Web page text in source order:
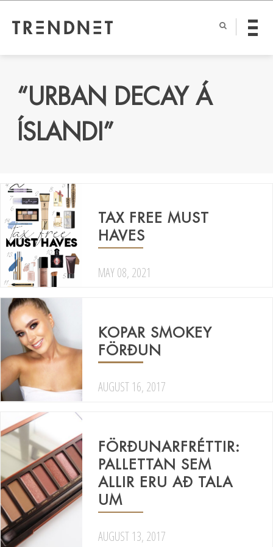
“URBAN DECAY Á
ÍSLANDI”
TAX FREE MUST
HAVES
MAY 08, 2021
KOPAR SMOKEY
FÖRÐUN
AUGUST 16, 2017
FÖRÐUNARFRÉTTIR:
PALLETTAN SEM
ALLIR ERU AÐ TALA
UM
AUGUST 13, 2017